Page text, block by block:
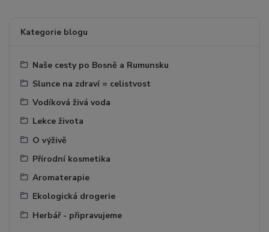
Kategorie blogu
Naše cesty po Bosně a Rumunsku
Slunce na zdraví = celistvost
Vodíková živá voda
Lekce života
O výživě
Přírodní kosmetika
Aromaterapie
Ekologická drogerie
Herbář - připravujeme